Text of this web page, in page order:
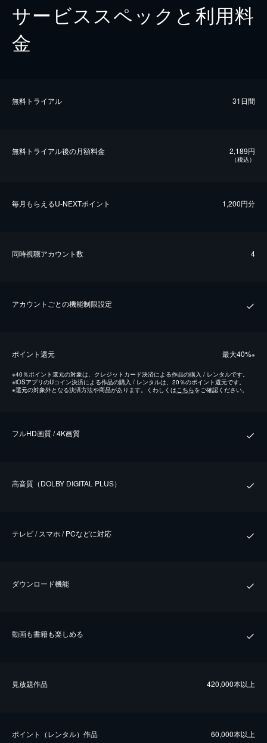
サービススペックと利用料
金
無料トライアル 31日間
無料トライアル後の⽉額料金 2,189円
（税込）
毎⽉もらえるU-NEXTポイント 1,200円分
同時視聴アカウント数 4
アカウントごとの機能制限設定
ポイント還元 最⼤40%※
※40％ポイント還元の対象は、クレジットカード決済による作品の購入 / レンタルです。
※iOSアプリのUコイン決済による作品の購入 / レンタルは、20％のポイント還元です。
※還元の対象外となる決済方法や商品があります。くわしくはこちらをご確認ください。
フルHD画質 / 4K画質
⾼⾳質（DOLBY DIGITAL PLUS）
テレビ / スマホ / PCなどに対応
ダウンロード機能
動画も書籍も楽しめる
⾒放題作品 420,000本以上
ポイント（レンタル）作品 60,000本以上